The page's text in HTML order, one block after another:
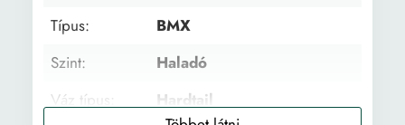
Típus:
BMX
Szint:
Haladó
Váz típus:
Hardtail